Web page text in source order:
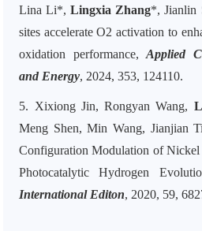
Lina Li*,Lingxia Zhang*, Jianlin
sites accelerate O2 activation to
oxidation performance,Applied
and Energy, 2024, 353, 124110.
5. Xixiong Jin, Rongyan Wang,
Meng Shen, Min Wang, Jianjian
Configuration Modulation of Nickel
Photocatalytic Hydrogen
International Editon, 2020, 59,